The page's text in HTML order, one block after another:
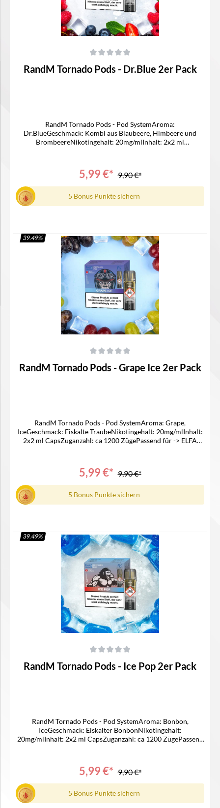
RandM Tornado Pods - Dr.Blue 2er Pack
RandM Tornado Pods - Pod SystemAroma:
Dr.BlueGeschmack: Kombi aus Blaubeere, Himbeere und
BrombeereNikotingehalt: 20mg/mlInhalt: 2x2 ml
5,99 €* 9,90 €*
5 Bonus Punkte sichern
In den Warenkorb
39.49%
RandM Tornado Pods - Grape Ice 2er Pack
RandM Tornado Pods - Pod SystemAroma: Grape,
IceGeschmack: Eiskalte TraubeNikotingehalt: 20mg/mlInhalt:
2x2 ml CapsZuganzahl: ca 1200 ZügePassend für -> ELFA
5,99 €* 9,90 €*
5 Bonus Punkte sichern
In den Warenkorb
39.49%
RandM Tornado Pods - Ice Pop 2er Pack
RandM Tornado Pods - Pod SystemAroma: Bonbon,
IceGeschmack: Eiskalter BonbonNikotingehalt:
20mg/mlInhalt: 2x2 ml CapsZuganzahl: ca 1200 ZügePassend
5,99 €* 9,90 €*
5 Bonus Punkte sichern